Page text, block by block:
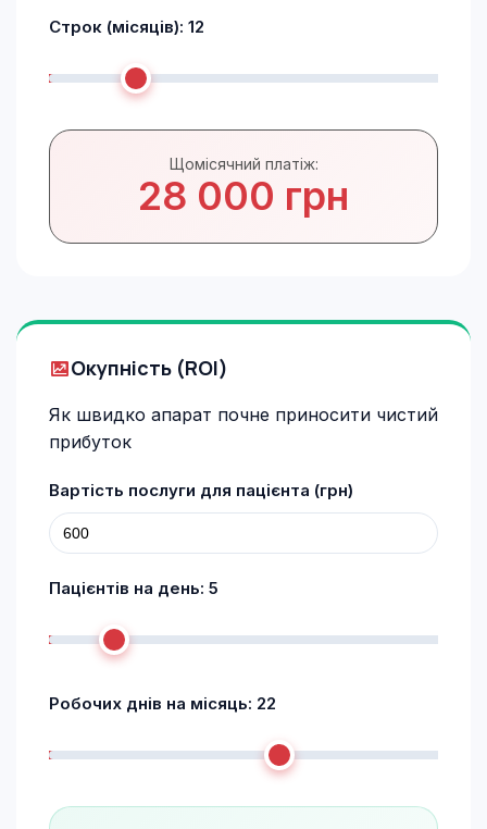
Строк (місяців): 12
Щомісячний платіж:
28 000 грн
Окупність (ROI)
Як швидко апарат почне приносити чистий
прибуток
Вартість послуги для пацієнта (грн)
Пацієнтів на день: 5
Робочих днів на місяць: 22